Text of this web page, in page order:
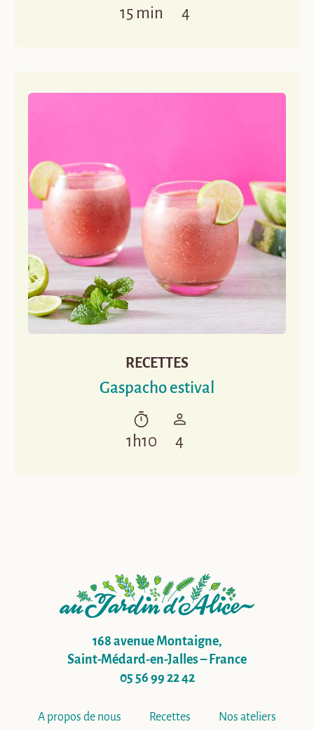
15 min 4
RECETTES
Gaspacho estival
1h10 4
168 avenue Montaigne,
Saint-Médard-en-Jalles – France
05 56 99 22 42
A propos de nous Recettes Nos ateliers